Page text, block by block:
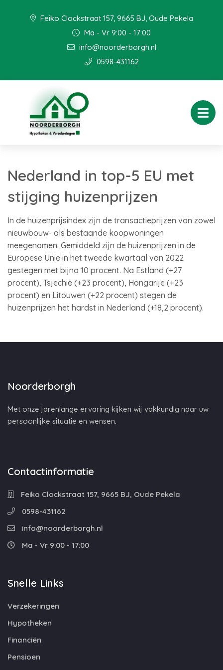
Feiko Clockstraat 157, 9665 BJ, Oude Pekela
Ma - Vr 9:00 - 17:00
info@noorderborgh.nl
0598-431162
Nederland in top-5 EU met
stijging huizenprijzen
In de huizenprijsindex zijn de transactieprijzen van zowel
nieuwbouw- als bestaande koopwoningen
meegenomen. Gemiddeld zijn de huizenprijzen in de
Europese Unie in het tweede kwartaal van 2022
gestegen met bijna 10 procent. Na Estland (+27
procent), Tsjechië (+23 procent), Hongarije (+23
procent) en Litouwen (+22 procent) stegen de
huizenprijzen het hardst in Nederland (+18,2 procent).
Noorderborgh
Met onze jarenlange ervaring kijken wij vakkundig naar uw
persoonlijke situatie en wensen.
Contactinformatie
Feiko Clockstraat 157, 9665 BJ, Oude Pekela
0598-431162
info@noorderborgh.nl
Ma - Vr 9:00 - 17:00
Snelle Links
Verzekeringen
Hypotheken
Financiën
Pensioen